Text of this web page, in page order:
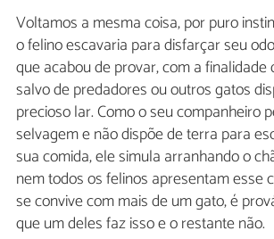
Voltamos a mesma coisa, por puro
o felino escavaria para disfarçar seu
que acabou de provar, com a finalidade
salvo de predadores ou outros gatos
precioso lar. Como o seu companheiro
selvagem e não dispõe de terra para
sua comida, ele simula arranhando o
nem todos os felinos apresentam esse
se convive com mais de um gato, é
que um deles faz isso e o restante não.